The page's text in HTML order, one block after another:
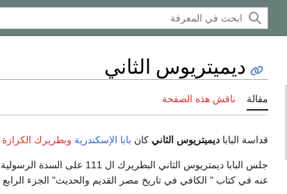
ديميتريوس الثاني
مقالة ناقش هذه الصفحة
قداسة البابا ديميتريوس الثاني كان بابا الإسكندرية وبطريرك
عنه في كتاب " الكافي في تاريخ مصر القديم والحديث" الجزء الرابع